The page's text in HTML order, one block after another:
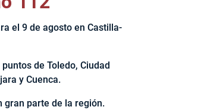
el 9 de agosto en Castilla-
puntos de Toledo, Ciudad
y Cuenca.
gran parte de la región.